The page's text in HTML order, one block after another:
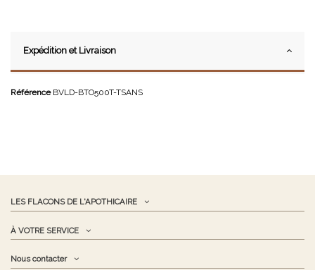
Expédition et Livraison
Référence BVLD-BTO500T-TSANS
LES FLACONS DE L'APOTHICAIRE
À VOTRE SERVICE
Nous contacter